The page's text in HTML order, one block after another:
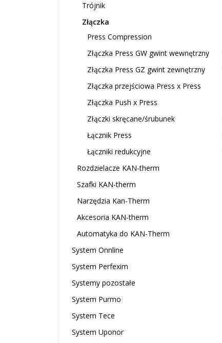
Trójnik
Złączka
Press Compression
Złączka Press GW gwint wewnętrzny
Złączka Press GZ gwint zewnętrzny
Złączka przejściowa Press x Press
Złączka Push x Press
Złączki skręcane/śrubunek
Łącznik Press
Łączniki redukcyjne
Rozdzielacze KAN-therm
Szafki KAN-therm
Narzędzia Kan-Therm
Akcesoria KAN-therm
Automatyka do KAN-Therm
System Onnline
System Perfexim
Systemy pozostałe
System Purmo
System Tece
System Uponor